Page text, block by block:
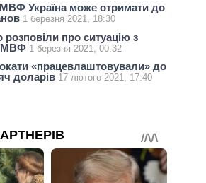
Україна може отримати до
1 березня 2021, 18:30
розповіли про ситуацію з
МВФ 1 березня 2021, 00:32
«працевлаштовували» до
доларів 17 лютого 2021, 17:40